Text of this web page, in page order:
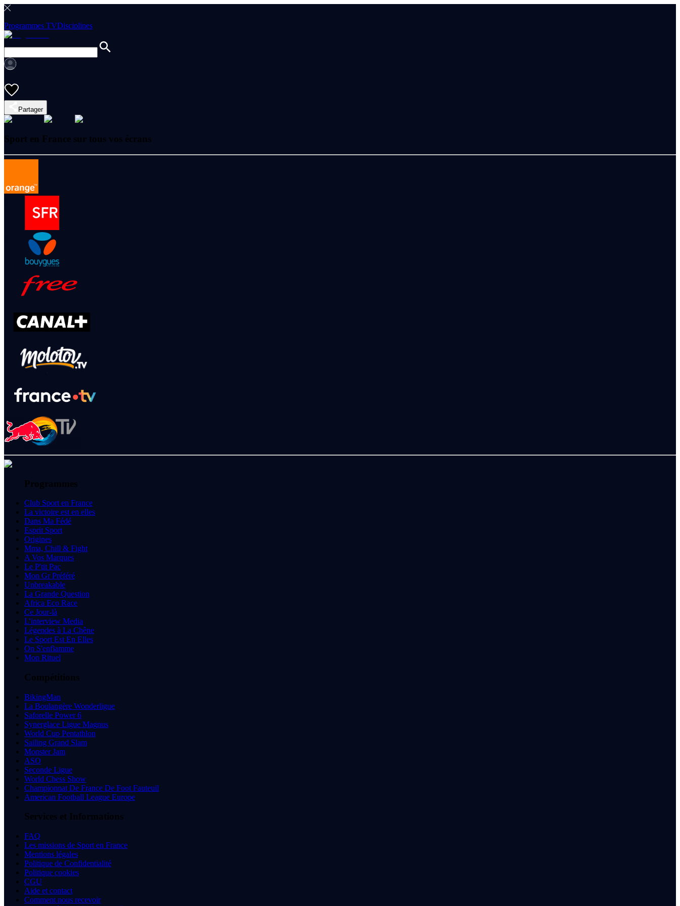
Programmes TVDisciplines
Partager
Sport en France sur tous vos écrans
Programmes
Club Sport en France
La victoire est en elles
Dans Ma Fédé
Esprit Sport
Origines
Mma, Chill & Fight
A Vos Marques
Le P'tit Pac
Mon Gr Préféré
Unbreakable
La Grande Question
Africa Eco Race
Ce Jour-là
L'interview Media
Légendes à La Chêne
Le Sport Est En Elles
On S'enflamme
Mon Rituel
Compétitions
BikingMan
La Boulangère Wonderligue
Saforelle Power 6
Synerglace Ligue Magnus
World Cup Pentathlon
Sailing Grand Slam
Monster Jam
ASO
Seconde Ligue
World Chess Show
Championnat De France De Foot Fauteuil
American Football League Europe
Services et Informations
FAQ
Les missions de Sport en France
Mentions légales
Politique de Confidentialité
Politique cookies
CGU
Aide et contact
Comment nous recevoir